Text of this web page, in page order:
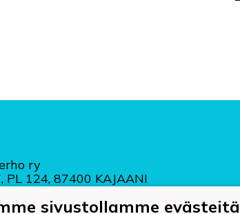
ry
PL 124, 87400 KAJAANI
sivustollamme evästeitä